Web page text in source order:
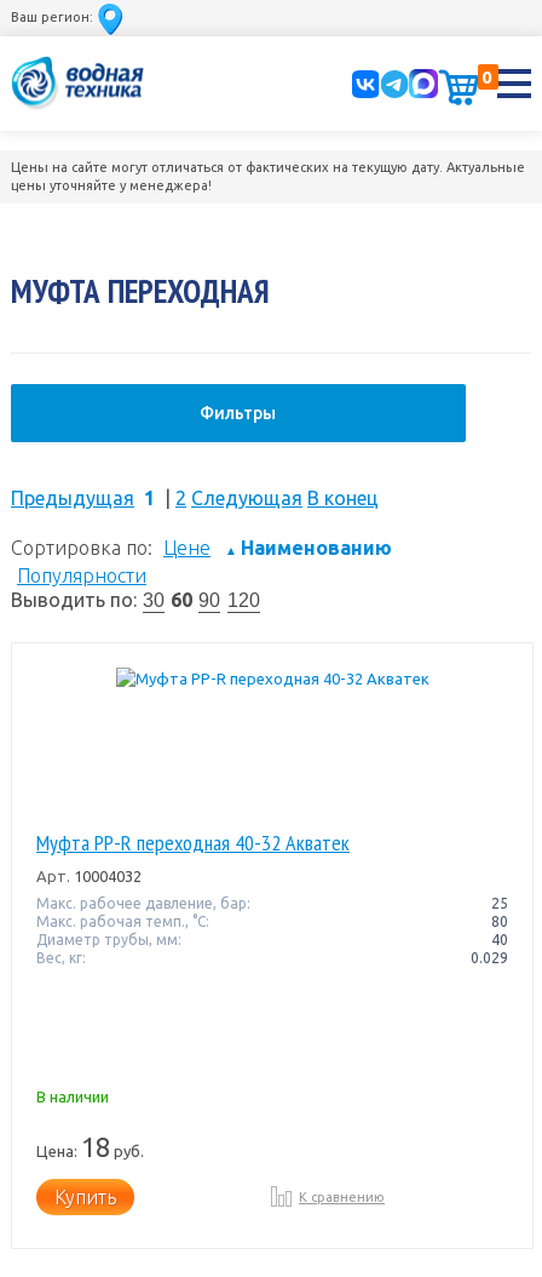
Ваш регион:
0
Цены на сайте могут отличаться от фактических на текущую дату. Актуальные
цены уточняйте у менеджера!
МУФТА ПЕРЕХОДНАЯ
Фильтры
Предыдущая 1 2 Следующая В конец
Сортировка по: Цене ▲ Наименованию
Популярности
Выводить по: 30 60 90 120
Муфта PP-R переходная 40-32 Акватек
Арт. 10004032
Макс. рабочее давление, бар:
25
Макс. рабочая темп., °С:
80
Диаметр трубы, мм:
40
Вес, кг:
0.029
В наличии
Цена: 18 руб.
Купить К сравнению